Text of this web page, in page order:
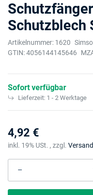
Schutzblech
Artikelnummer: 1620
GTIN:4056144145646
Sofort verfügbar
Lieferzeit: 1 - 2 Werktage
4,92 €
inkl. 19% USt. , zzgl. Versand